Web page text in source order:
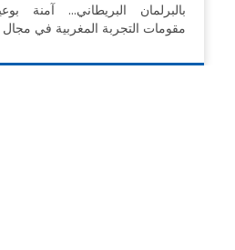
بالبرلمان البريطاني… آمنة
مقومات التجربة المغربية في مجال